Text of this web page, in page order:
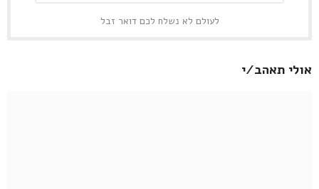
לעולם לא נשלח לכם דואר זבל
אולי תאהב/י